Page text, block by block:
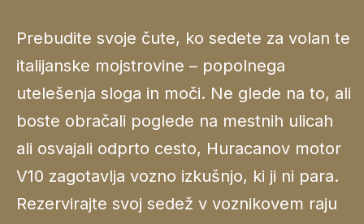
Prebudite svoje čute, ko sedete za volan te
italijanske mojstrovine – popolnega
utelešenja sloga in moči. Ne glede na to, ali
boste obračali poglede na mestnih ulicah
ali osvajali odprto cesto, Huracanov motor
V10 zagotavlja vozno izkušnjo, ki ji ni para.
Rezervirajte svoj sedež v voznikovem raju